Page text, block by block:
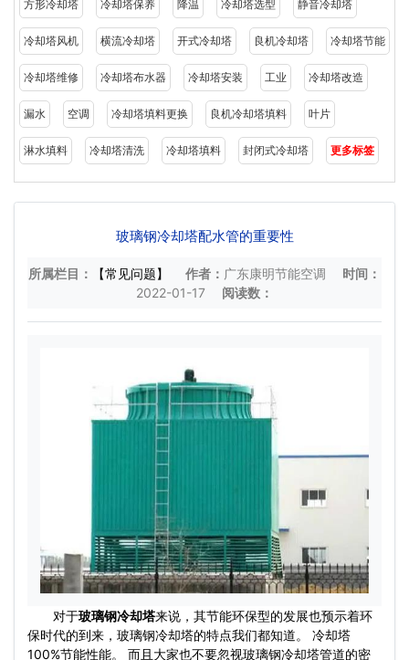
方形冷却塔 冷却塔保养 降温 冷却塔选型 静音冷却塔
冷却塔风机 横流冷却塔 开式冷却塔 良机冷却塔 冷却塔节能
冷却塔维修 冷却塔布水器 冷却塔安装 工业 冷却塔改造
漏水 空调 冷却塔填料更换 良机冷却塔填料 叶片
淋水填料 冷却塔清洗 冷却塔填料 封闭式冷却塔 更多标签
玻璃钢冷却塔配水管的重要性
所属栏目： 【常见问题】 作者： 广东康明节能空调
时间：
2022-01-17
阅读数：
对于玻璃钢冷却塔来说，其节能环保型的发展也预示着环
保时代的到来，玻璃钢冷却塔的特点我们都知道。 冷却塔
100%节能性能。 而且大家也不要忽视玻璃钢冷却塔管道的密